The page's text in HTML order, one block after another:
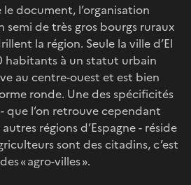
document, l’organisation
semi de très gros bourgs ruraux
la région. Seule la ville d’El
habitants à un statut urbain
au centre-ouest et est bien
ronde. Une des spécificités
que l’on retrouve cependant
régions d’Espagne - réside
sont des citadins, c’est
« agro-villes ».